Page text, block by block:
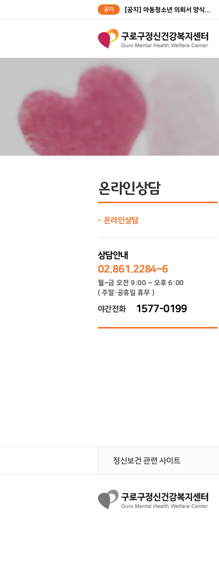
공지 [공지] 아동청소년 의뢰서 양식...
온라인상담
온라인상담
상담안내
02.861.2284~6
월~금 오전 9:00 ~ 오후 6:00
( 주말·공휴일 휴무 )
야간전화 1577-0199
정신보건 관련 사이트